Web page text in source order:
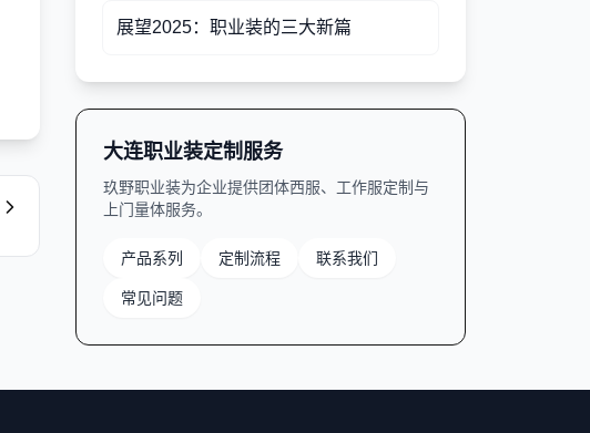
展望2025：职业装的三大新篇
大连职业装定制服务
玖野职业装为企业提供团体西服、工作服定制与
上门量体服务。
产品系列 定制流程 联系我们
常见问题